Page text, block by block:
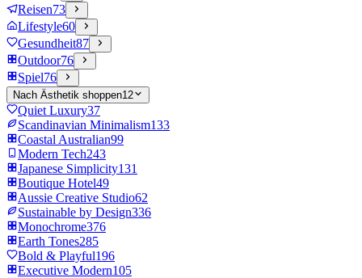
Reisen73
Lifestyle60
Gesundheit87
Outdoor76
Spiel76
Nach Ästhetik shoppen12
Quiet Luxury37
Scandinavian Minimalism133
Coastal Australian99
Modern Tech243
Japanese Simplicity131
Boutique Hotel49
Aussie Creative Studio62
Sustainable by Design336
Monochrome376
Earth Tones285
Bold & Playful196
Executive Modern105